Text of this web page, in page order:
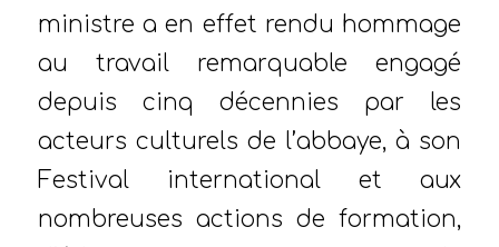
ministre a en effet rendu hommage
au travail remarquable engagé
depuis cinq décennies par les
acteurs culturels de l’abbaye, à son
Festival international et aux
nombreuses actions de formation,